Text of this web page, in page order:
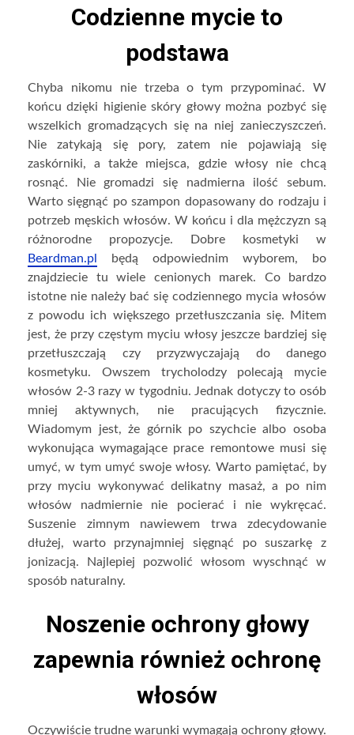
Codzienne mycie to
podstawa
Chyba nikomu nie trzeba o tym przypominać. W
końcu dzięki higienie skóry głowy można pozbyć się
wszelkich gromadzących się na niej zanieczyszczeń.
Nie zatykają się pory, zatem nie pojawiają się
zaskórniki, a także miejsca, gdzie włosy nie chcą
rosnąć. Nie gromadzi się nadmierna ilość sebum.
Warto sięgnąć po szampon dopasowany do rodzaju i
potrzeb męskich włosów. W końcu i dla mężczyzn są
różnorodne propozycje. Dobre kosmetyki w
Beardman.pl będą odpowiednim wyborem, bo
znajdziecie tu wiele cenionych marek. Co bardzo
istotne nie należy bać się codziennego mycia włosów
z powodu ich większego przetłuszczania się. Mitem
jest, że przy częstym myciu włosy jeszcze bardziej się
przetłuszczają czy przyzwyczajają do danego
kosmetyku. Owszem trycholodzy polecają mycie
włosów 2-3 razy w tygodniu. Jednak dotyczy to osób
mniej aktywnych, nie pracujących fizycznie.
Wiadomym jest, że górnik po szychcie albo osoba
wykonująca wymagające prace remontowe musi się
umyć, w tym umyć swoje włosy. Warto pamiętać, by
przy myciu wykonywać delikatny masaż, a po nim
włosów nadmiernie nie pocierać i nie wykręcać.
Suszenie zimnym nawiewem trwa zdecydowanie
dłużej, warto przynajmniej sięgnąć po suszarkę z
jonizacją. Najlepiej pozwolić włosom wyschnąć w
sposób naturalny.
Noszenie ochrony głowy
zapewnia również ochronę
włosów
Oczywiście trudne warunki wymagają ochrony głowy.